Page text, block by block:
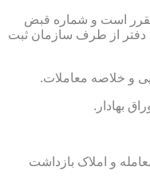
مقرر است و شماره قبض
دفتر از طرف سازمان ثبت
و املاک بازداشت